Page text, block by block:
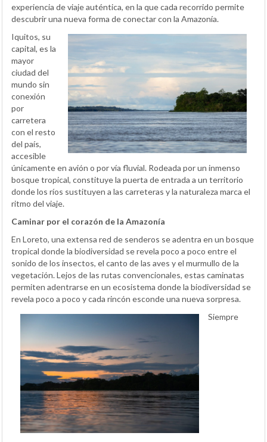
experiencia de viaje auténtica, en la que cada recorrido permite
descubrir una nueva forma de conectar con la Amazonía.
Iquitos, su
capital, es la
mayor
ciudad del
mundo sin
conexión
por
carretera
con el resto
del país,
accesible
únicamente en avión o por vía fluvial. Rodeada por un inmenso
bosque tropical, constituye la puerta de entrada a un territorio
donde los ríos sustituyen a las carreteras y la naturaleza marca el
ritmo del viaje.
Caminar por el corazón de la Amazonía
En Loreto, una extensa red de senderos se adentra en un bosque
tropical donde la biodiversidad se revela poco a poco entre el
sonido de los insectos, el canto de las aves y el murmullo de la
vegetación. Lejos de las rutas convencionales, estas caminatas
permiten adentrarse en un ecosistema donde la biodiversidad se
revela poco a poco y cada rincón esconde una nueva sorpresa.
Siempre